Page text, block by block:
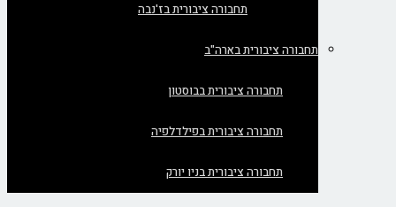
תחבורה ציבורית בז'נבה
תחבורה ציבורית בארה"ב
תחבורה ציבורית בבוסטון
תחבורה ציבורית בפילדלפיה
תחבורה ציבורית בניו יורק